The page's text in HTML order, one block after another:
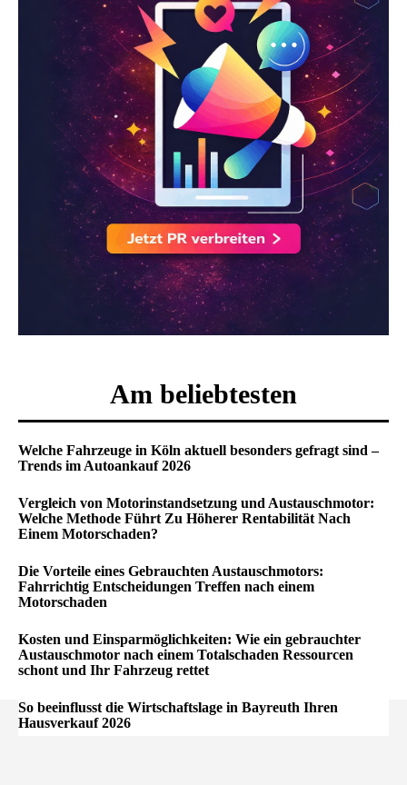
Am beliebtesten
Welche Fahrzeuge in Köln aktuell besonders gefragt sind –
Trends im Autoankauf 2026
Vergleich von Motorinstandsetzung und Austauschmotor:
Welche Methode Führt Zu Höherer Rentabilität Nach
Einem Motorschaden?
Die Vorteile eines Gebrauchten Austauschmotors:
Fahrrichtig Entscheidungen Treffen nach einem
Motorschaden
Kosten und Einsparmöglichkeiten: Wie ein gebrauchter
Austauschmotor nach einem Totalschaden Ressourcen
schont und Ihr Fahrzeug rettet
So beeinflusst die Wirtschaftslage in Bayreuth Ihren
Hausverkauf 2026